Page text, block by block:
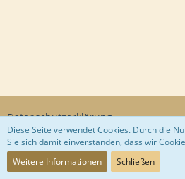
Datenschutzerklärung
Community-Software:
Diese Seite verwendet Cookies. Durch die
Sie sich damit einverstanden, dass wir
Weitere Informationen
Schließen